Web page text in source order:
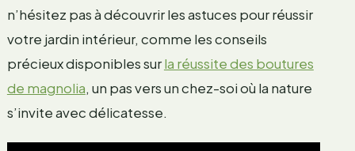
n’hésitez pas à découvrir les astuces pour réussir
votre jardin intérieur, comme les conseils
précieux disponibles surla réussite des boutures
de magnolia, un pas vers un chez-soi où la nature
s’invite avec délicatesse.